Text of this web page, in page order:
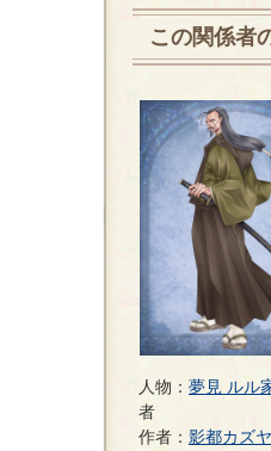
この関係者
人物： 夢見 ルル
者
作者： 影都カズヤ